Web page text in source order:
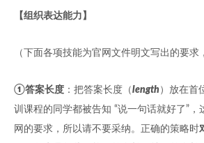
【组织表达能力】
（下面各项技能为官网文件明文写出的要求
①答案长度 ：把答案长度（length ）放在首
训课程的同学都被告知 “说一句话就好了”，
网的要求，所以请不要采纳。正确的策略时